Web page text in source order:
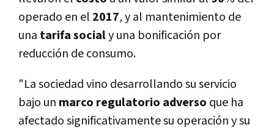
operado en el 2017, y al mantenimiento de
una tarifa socialy una bonificación por
reducción de consumo.
"La sociedad vino desarrollando su servicio
bajo un marco regulatorio adverso que ha
afectado significativamente su operación y su